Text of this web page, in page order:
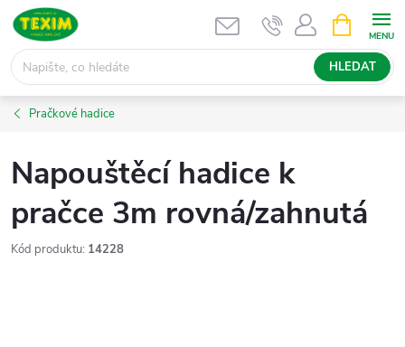
Přejít
obsah
HLEDAT
NÁKUPNÍ
KOŠÍK
Pračkové hadice
Napouštěcí hadice k
pračce 3m rovná/zahnutá
Kód produktu: 14228